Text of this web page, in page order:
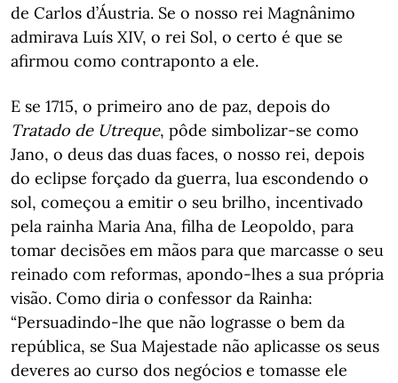
de Carlos d’Áustria. Se o nosso rei Magnânimo
admirava Luís XIV, o rei Sol, o certo é que se
afirmou como contraponto a ele.
E se 1715, o primeiro ano de paz, depois do
Tratado de Utreque, pôde simbolizar-se como
Jano, o deus das duas faces, o nosso rei, depois
do eclipse forçado da guerra, lua escondendo o
sol, começou a emitir o seu brilho, incentivado
pela rainha Maria Ana, filha de Leopoldo, para
tomar decisões em mãos para que marcasse o seu
reinado com reformas, apondo-lhes a sua própria
visão. Como diria o confessor da Rainha:
“Persuadindo-lhe que não lograsse o bem da
república, se Sua Majestade não aplicasse os seus
deveres ao curso dos negócios e tomasse ele